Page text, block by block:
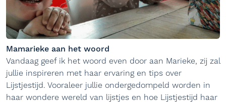
Mamarieke aan het woord
Vandaag geef ik het woord even door aan Marieke, zij zal
jullie inspireren met haar ervaring en tips over
Lijstjestijd. Vooraleer jullie ondergedompeld worden in
haar wondere wereld van lijstjes en hoe Lijstjestijd haar